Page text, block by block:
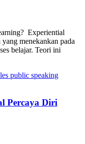
Experiential
menekankan pada
belajar. Teori ini
Percaya Diri